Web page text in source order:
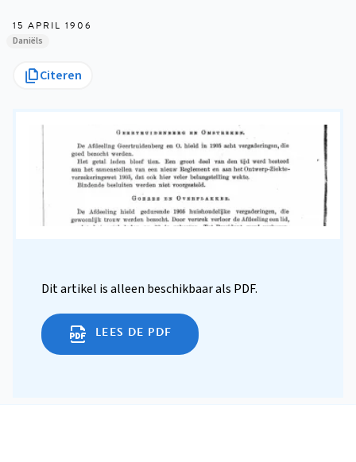
15 APRIL 1906
Daniëls
Citeren
Dit artikel is alleen beschikbaar als PDF.
LEES DE PDF